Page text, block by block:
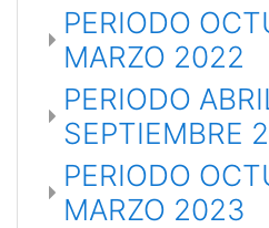
PERIODO
MARZO 2022
PERIODO
SEPTIEMBRE
PERIODO
MARZO 2023